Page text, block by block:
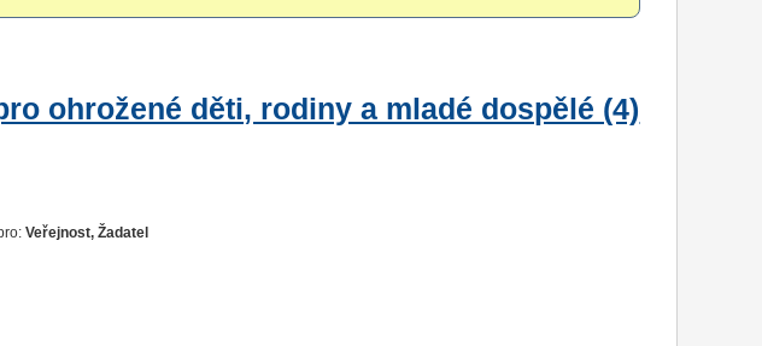
ohrožené děti, rodiny a mladé dospělé (4)
Veřejnost, Žadatel